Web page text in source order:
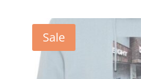
€34,95.
Sale